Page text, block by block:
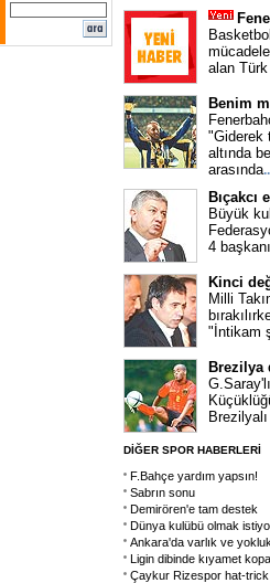
alan
Benim
"Giderek
altında
arasında
Bıçakcı
Büyük
4
Kinci
Milli
"İntikam
DİĞER SPOR HABERLERİ
F.Bahçe yardım yapsın!
Sabrın sonu
Demirören'e tam destek
Dünya kulübü olmak
Ankara'da varlık ve
Ligin dibinde kıyamet
Çaykur Rizespor hat-